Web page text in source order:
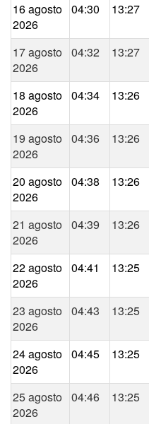
16 agosto
2026
04:30 13:27
17 agosto
2026
04:32 13:27
18 agosto
2026
04:34 13:26
19 agosto
2026
04:36 13:26
20 agosto
2026
04:38 13:26
21 agosto
2026
04:39 13:26
22 agosto
2026
04:41 13:25
23 agosto
2026
04:43 13:25
24 agosto
2026
04:45 13:25
25 agosto
2026
04:46 13:25